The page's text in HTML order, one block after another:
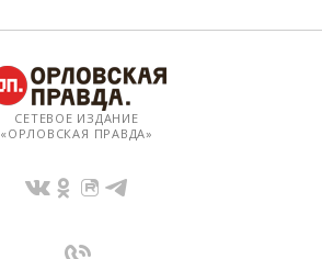
СЕТЕВОЕ ИЗДАНИЕ
«ОРЛОВСКАЯ ПРАВДА»